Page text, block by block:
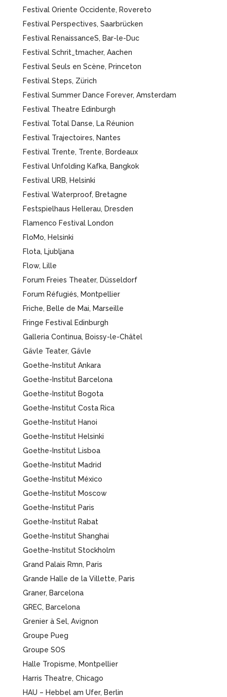
Festival Oriente Occidente, Rovereto
Festival Perspectives, Saarbrücken
Festival RenaissanceS, Bar-le-Duc
Festival Schrit_tmacher, Aachen
Festival Seuls en Scène, Princeton
Festival Steps, Zürich
Festival Summer Dance Forever, Amsterdam
Festival Theatre Edinburgh
Festival Total Danse, La Réunion
Festival Trajectoires, Nantes
Festival Trente, Trente, Bordeaux
Festival Unfolding Kafka, Bangkok
Festival URB, Helsinki
Festival Waterproof, Bretagne
Festspielhaus Hellerau, Dresden
Flamenco Festival London
FloMo, Helsinki
Flota, Ljubljana
Flow, Lille
Forum Freies Theater, Düsseldorf
Forum Réfugiés, Montpellier
Friche, Belle de Mai, Marseille
Fringe Festival Edinburgh
Galleria Continua, Boissy-le-Châtel
Gävle Teater, Gävle
Goethe-Institut Ankara
Goethe-Institut Barcelona
Goethe-Institut Bogota
Goethe-Institut Costa Rica
Goethe-Institut Hanoi
Goethe-Institut Helsinki
Goethe-Institut Lisboa
Goethe-Institut Madrid
Goethe-Institut México
Goethe-Institut Moscow
Goethe-Institut Paris
Goethe-Institut Rabat
Goethe-Institut Shanghai
Goethe-Institut Stockholm
Grand Palais Rmn, Paris
Grande Halle de la Villette, Paris
Graner, Barcelona
GREC, Barcelona
Grenier à Sel, Avignon
Groupe Pueg
Groupe SOS
Halle Tropisme, Montpellier
Harris Theatre, Chicago
HAU – Hebbel am Ufer, Berlin